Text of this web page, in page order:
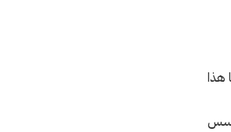
هذا